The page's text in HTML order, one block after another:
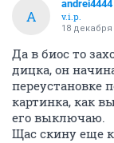
A
andrei4444
v.i.p.
18 декабря
Да в биос то
дицка, он
переустановке
картинка, как
его выключаю.
Щас скину еще